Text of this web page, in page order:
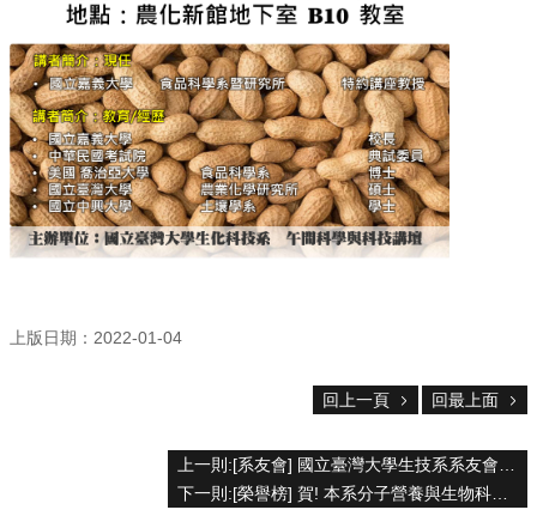
站
導
覽
聯
絡
資
訊
English
欄
上版日期：2022-01-04
回上一頁 回最上面